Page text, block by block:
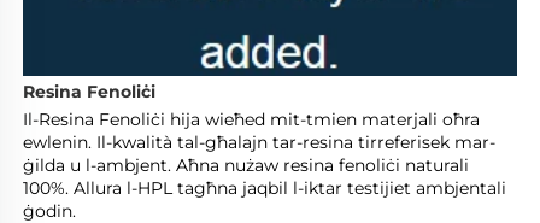
Resina Fenoliċi
Il-Resina Fenoliċi hija wieħed mit-tmien materjali oħra
ewlenin. Il-kwalità tal-għalajn tar-resina tirreferisek mar-
ġilda u l-ambjent. Aħna nużaw resina fenoliċi naturali
100%. Allura l-HPL tagħna jaqbil l-iktar testijiet ambjentali
ġodin.